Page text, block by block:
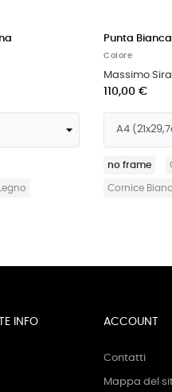
Grattacielo
Cornice
Cornice Bianca
INFO ACCOUNT
Contatti
Mappa del